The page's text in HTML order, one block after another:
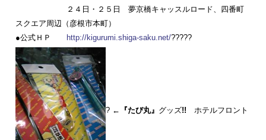
２４日・２５日 夢京橋キャッスルロード、四番町
スクエア周辺（彦根市本町）
●公式ＨＰ http://kigurumi.shiga-saku.net/?????
?←『たび丸』 グッズ!! ホテルフロント